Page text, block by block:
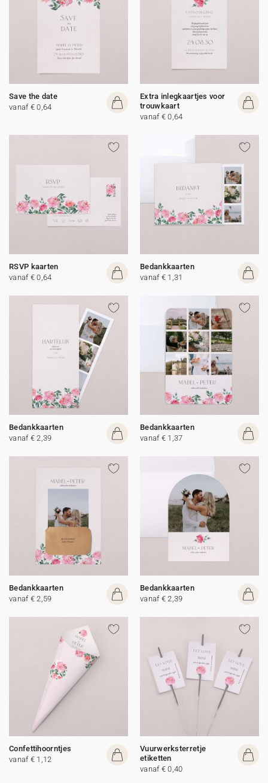
Save the date
vanaf € 0,64
Extra inlegkaartjes voor
trouwkaart
vanaf € 0,64
RSVP kaarten
vanaf € 0,64
Bedankkaarten
vanaf € 1,31
Bedankkaarten
vanaf € 2,39
Bedankkaarten
vanaf € 1,37
Bedankkaarten
vanaf € 2,59
Bedankkaarten
vanaf € 2,39
Confettihoorntjes
vanaf € 1,12
Vuurwerksterretje
etiketten
vanaf € 0,40